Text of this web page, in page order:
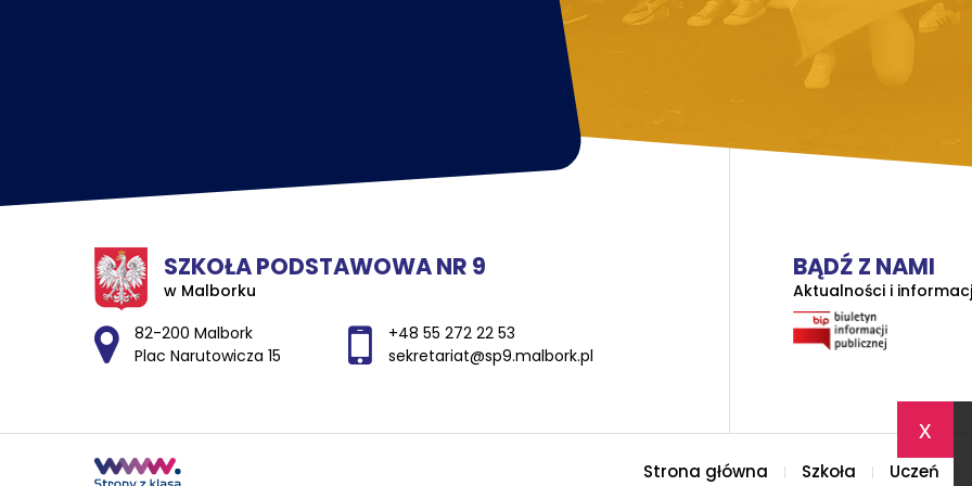
x
SZKOŁA PODSTAWOWA NR 9
w Malborku
Adres pocztowy:
82-200 Malbork
Plac Narutowicza 15
+48 55 272 22 53
sekretariat@sp9.malbork.pl
BĄDŹ Z NAMI
Aktualności i
Strona główna Szkoła Uczeń